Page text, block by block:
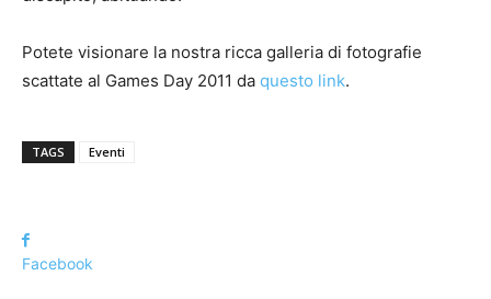
Potete visionare la nostra ricca galleria di fotografie
scattate al Games Day 2011 da questo link.
TAGS Eventi
Facebook